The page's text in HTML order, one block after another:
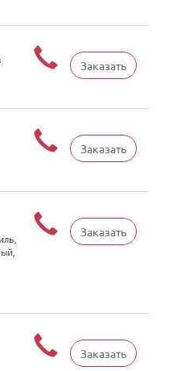
Заказать
Заказать
Заказать
Заказать